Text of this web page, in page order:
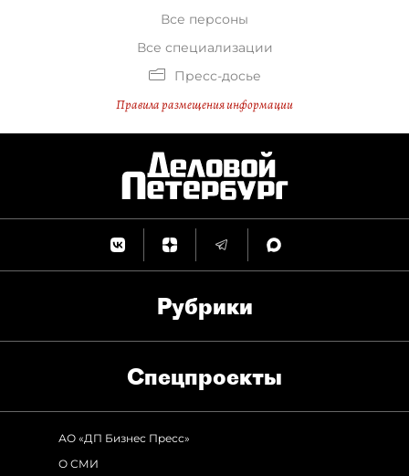
Все персоны
Все специализации
Пресс-досье
Правила размещения информации
Рубрики
Спец­проекты
АО «ДП Бизнес Пресс»
О СМИ